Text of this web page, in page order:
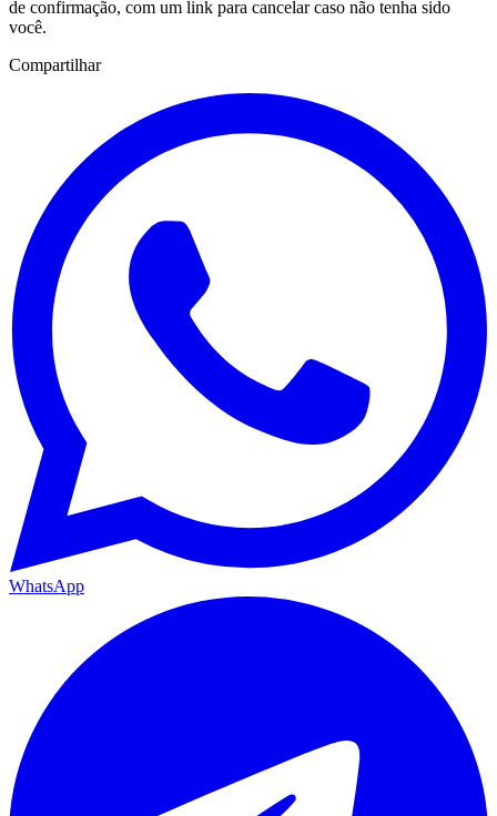
de confirmação, com um link para cancelar caso não tenha sido
você.
Compartilhar
WhatsApp